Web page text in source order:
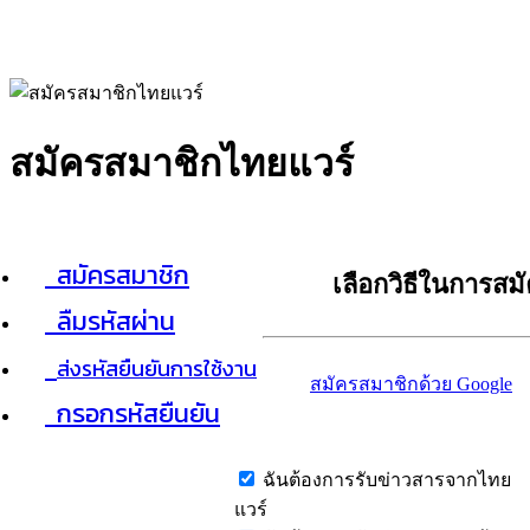
สมัครสมาชิกไทยแวร์
สมัครสมาชิก
ลืมรหัสผ่าน
ส่งรหัสยืนยันการใช้งาน
กรอกรหัสยืนยัน
เลือกวิธีในการส
สมัครสมาชิกด้วย Google
ฉันต้องการรับข่าวสารจากไทย
แวร์